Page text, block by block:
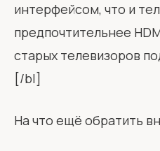
интерфейсом, что и
предпочтительнее
старых телевизоров
[/bl]
На что ещё обратить